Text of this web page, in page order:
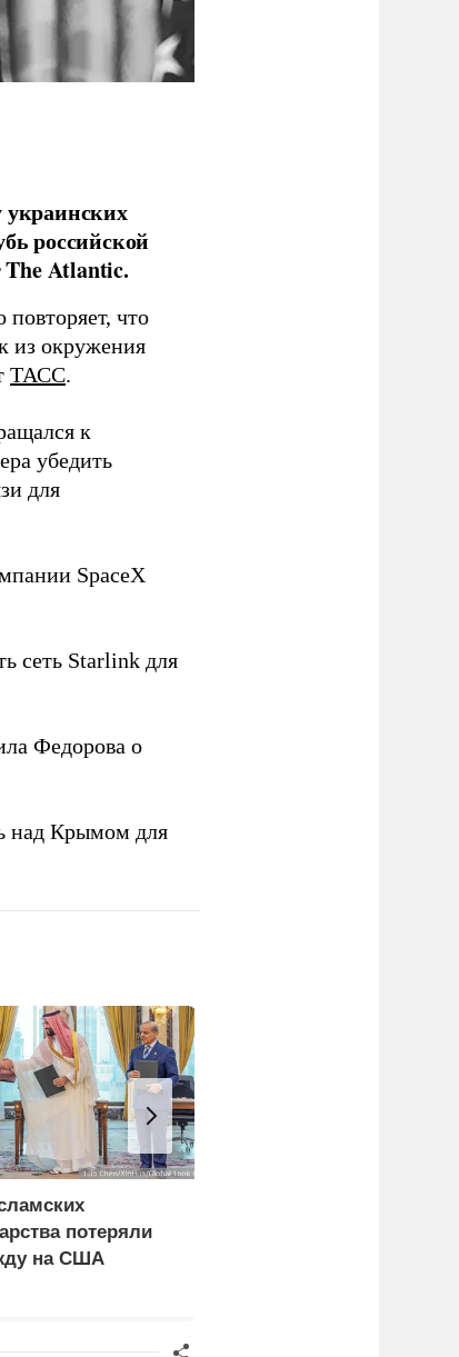
российской
Atlantic.
что
из окружения
ТАСС.
к
убедить
для
SpaceX
сеть Starlink для
Федорова о
над Крымом для
потеряли
на США